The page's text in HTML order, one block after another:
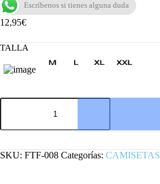
Escríbenos si tienes alguna duda
12,95€
TALLA
CAMISETA
THE
cantidad
SKU: FTF-008 Categorías: CAMISETAS